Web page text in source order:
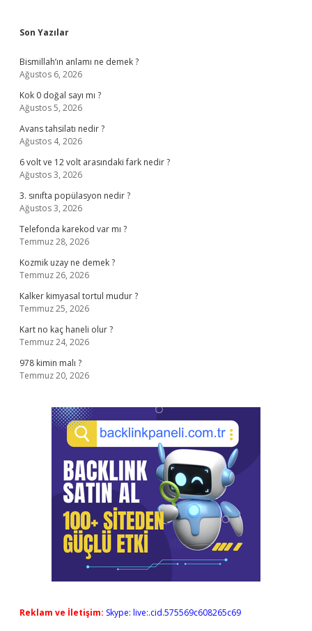
Sidebar
Son Yazılar
Bismillah’ın anlamı ne demek ?
Ağustos 6, 2026
Kok 0 doğal sayı mı ?
Ağustos 5, 2026
Avans tahsilatı nedir ?
Ağustos 4, 2026
6 volt ve 12 volt arasındaki fark nedir ?
Ağustos 3, 2026
3. sınıfta popülasyon nedir ?
Ağustos 3, 2026
Telefonda karekod var mı ?
Temmuz 28, 2026
Kozmik uzay ne demek ?
Temmuz 26, 2026
Kalker kimyasal tortul mudur ?
Temmuz 25, 2026
Kart no kaç haneli olur ?
Temmuz 24, 2026
978 kimin malı ?
Temmuz 20, 2026
Reklam ve İletişim: Skype: live:.cid.575569c608265c69